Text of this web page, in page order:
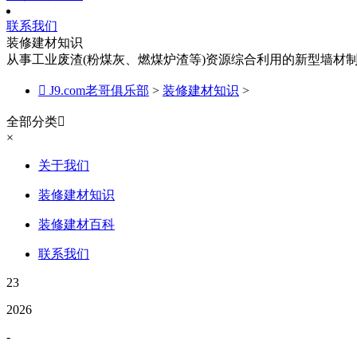
联系我们
装修建材知识
从事工业废渣(粉煤灰、燃煤炉渣等)资源综合利用的新型墙材
 J9.com老哥俱乐部 > 装修建材知识 >
全部分类
×
关于我们
装修建材知识
装修建材百科
联系我们
23
2026
-